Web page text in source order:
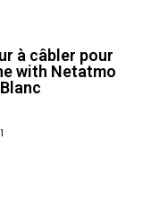
à câbler pour
with Netatmo